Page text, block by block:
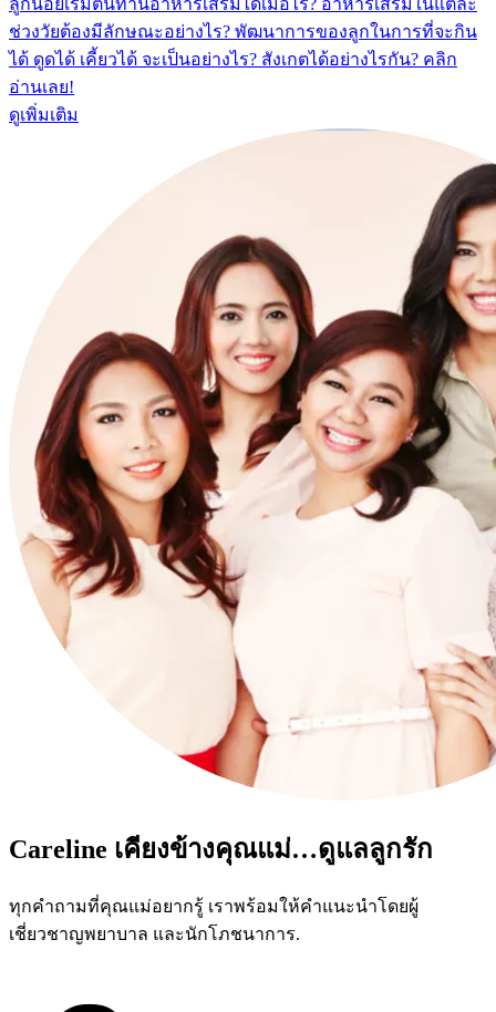
ช่วงวัยต้องมีลักษณะอย่างไร? พัฒนาการของลูกในการที่จะกิน
ได้ ดูดได้ เคี้ยวได้ จะเป็นอย่างไร? สังเกตได้อย่างไรกัน? คลิก
อ่านเลย!
ดูเพิ่มเติม
Careline เคียงข้างคุณแม่…ดูแลลูกรัก
ทุกคำถามที่คุณแม่อยากรู้ เราพร้อมให้คำแนะนำโดยผู้
เชี่ยวชาญพยาบาล และนักโภชนาการ.